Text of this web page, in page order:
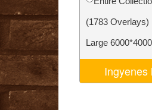
Video Editing Services
(1783 Overlays)
Large
Ingyenes